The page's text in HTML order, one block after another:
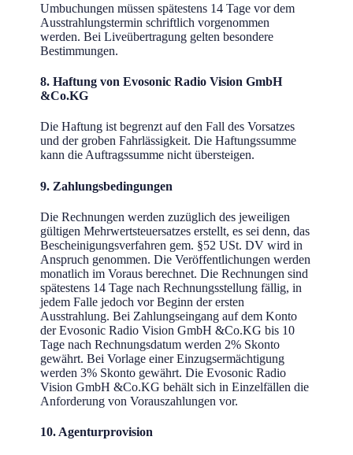
Umbuchungen müssen spätestens 14 Tage vor dem
Ausstrahlungstermin schriftlich vorgenommen
werden. Bei Liveübertragung gelten besondere
Bestimmungen.
8. Haftung von Evosonic Radio Vision GmbH
&Co.KG
Die Haftung ist begrenzt auf den Fall des Vorsatzes
und der groben Fahrlässigkeit. Die Haftungssumme
kann die Auftragssumme nicht übersteigen.
9. Zahlungsbedingungen
Die Rechnungen werden zuzüglich des jeweiligen
gültigen Mehrwertsteuersatzes erstellt, es sei denn, das
Bescheinigungsverfahren gem. §52 USt. DV wird in
Anspruch genommen. Die Veröffentlichungen werden
monatlich im Voraus berechnet. Die Rechnungen sind
spätestens 14 Tage nach Rechnungsstellung fällig, in
jedem Falle jedoch vor Beginn der ersten
Ausstrahlung. Bei Zahlungseingang auf dem Konto
der Evosonic Radio Vision GmbH &Co.KG bis 10
Tage nach Rechnungsdatum werden 2% Skonto
gewährt. Bei Vorlage einer Einzugsermächtigung
werden 3% Skonto gewährt. Die Evosonic Radio
Vision GmbH &Co.KG behält sich in Einzelfällen die
Anforderung von Vorauszahlungen vor.
10. Agenturprovision